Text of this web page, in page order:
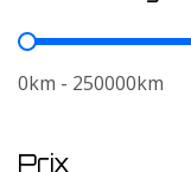
Kilometrage
0km - 250000km
Prix